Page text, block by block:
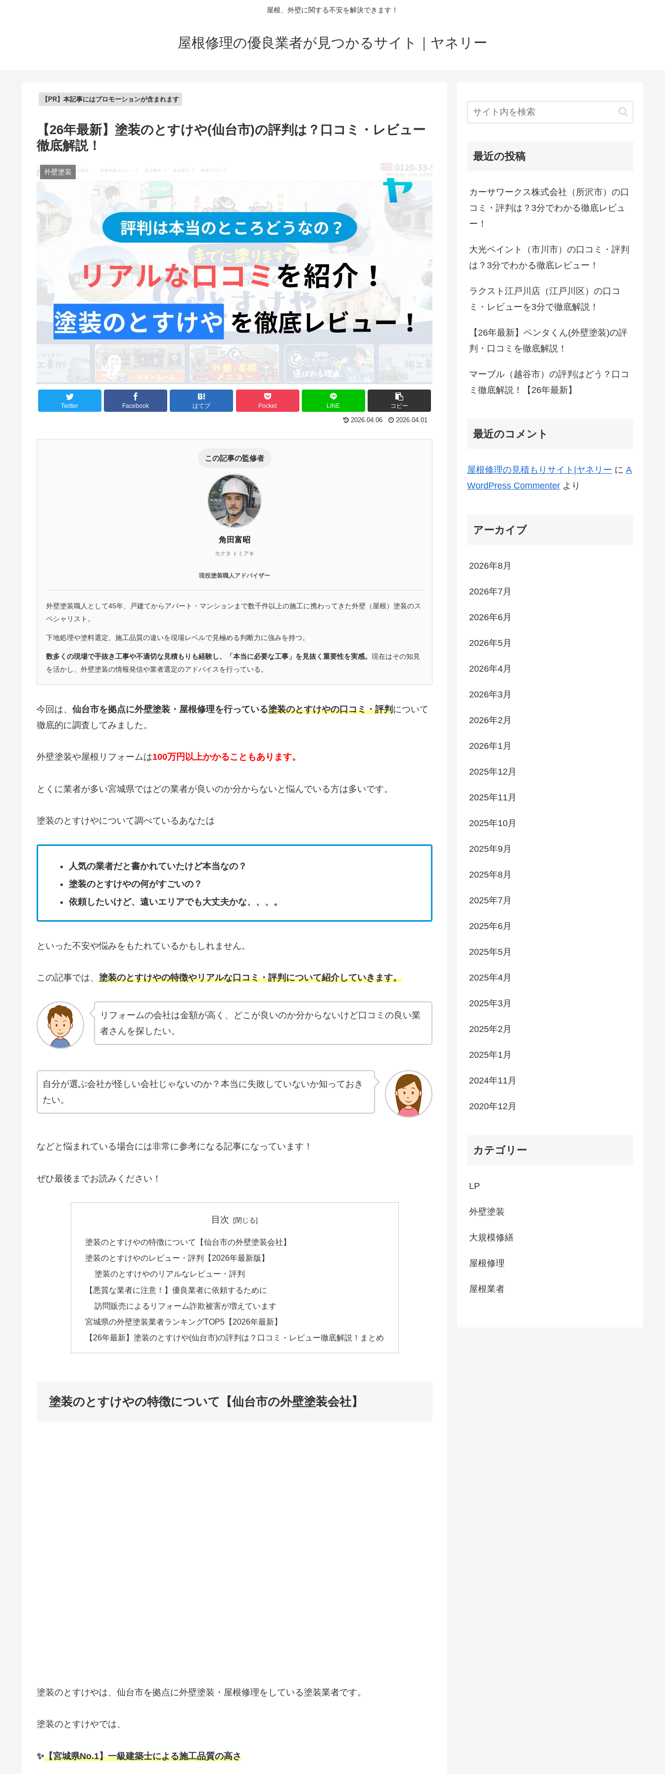
屋根、外壁に関する不安を解決できます！
屋根修理の優良業者が見つかるサイト｜ヤネリー
【PR】本記事にはプロモーションが含まれます
【26年最新】塗装のとすけや(仙台市)の評判は？口コミ・レビュー
徹底解説！
外壁塗装
Twitter Facebook はてブ Pocket LINE コピー
2026.04.06 2026.04.01
この記事の監修者
角田富昭
カクタ トミアキ
現役塗装職人アドバイザー
外壁塗装職人として45年、戸建てからアパート・マンションまで数千件以上の施工に携わってきた外壁（屋根）塗装のス
ペシャリスト。
下地処理や塗料選定、施工品質の違いを現場レベルで見極める判断力に強みを持つ。
数多くの現場で手抜き工事や不適切な見積もりも経験し、「本当に必要な工事」を見抜く重要性を実感。 現在はその知見
を活かし、外壁塗装の情報発信や業者選定のアドバイスを行っている。
今回は、 仙台市を拠点に外壁塗装・屋根修理を行っている塗装のとすけやの口コミ・評判について
徹底的に調査してみました。
外壁塗装や屋根リフォームは100万円以上かかることもあります。
とくに業者が多い宮城県ではどの業者が良いのか分からないと悩んでいる方は多いです。
塗装のとすけやについて調べているあなたは
人気の業者だと書かれていたけど本当なの？
塗装のとすけやの何がすごいの？
依頼したいけど、遠いエリアでも大丈夫かな、、、。
といった不安や悩みをもたれているかもしれません。
この記事では、 塗装のとすけやの特徴やリアルな口コミ・評判について紹介していきます。
リフォームの会社は金額が高く、どこが良いのか分からないけど口コミの良い業
者さんを探したい。
自分が選ぶ会社が怪しい会社じゃないのか？本当に失敗していないか知っておき
たい。
などと悩まれている場合には非常に参考になる記事になっています！
ぜひ最後までお読みください！
目次
塗装のとすけやの特徴について【仙台市の外壁塗装会社】
塗装のとすけやのレビュー・評判【2026年最新版】
塗装のとすけやのリアルなレビュー・評判
【悪質な業者に注意！】優良業者に依頼するために
訪問販売によるリフォーム詐欺被害が増えています
宮城県の外壁塗装業者ランキングTOP5【2026年最新】
【26年最新】塗装のとすけや(仙台市)の評判は？口コミ・レビュー徹底解説！まとめ
塗装のとすけやの特徴について【仙台市の外壁塗装会社】
塗装のとすけやは、仙台市を拠点に外壁塗装・屋根修理をしている塗装業者です。
塗装のとすけやでは、
✨【宮城県No.1】一級建築士による施工品質の高さ
最近の投稿
カーサワークス株式会社（所沢市）の口
コミ・評判は？3分でわかる徹底レビュ
ー！
大光ペイント（市川市）の口コミ・評判
は？3分でわかる徹底レビュー！
ラクスト江戸川店（江戸川区）の口コ
ミ・レビューを3分で徹底解説！
【26年最新】ペンタくん(外壁塗装)の評
判・口コミを徹底解説！
マーブル（越谷市）の評判はどう？口コ
ミ徹底解説！【26年最新】
最近のコメント
屋根修理の見積もりサイト|ヤネリー に A
WordPress Commenter より
アーカイブ
2026年8月
2026年7月
2026年6月
2026年5月
2026年4月
2026年3月
2026年2月
2026年1月
2025年12月
2025年11月
2025年10月
2025年9月
2025年8月
2025年7月
2025年6月
2025年5月
2025年4月
2025年3月
2025年2月
2025年1月
2024年11月
2020年12月
カテゴリー
LP
外壁塗装
大規模修繕
屋根修理
屋根業者